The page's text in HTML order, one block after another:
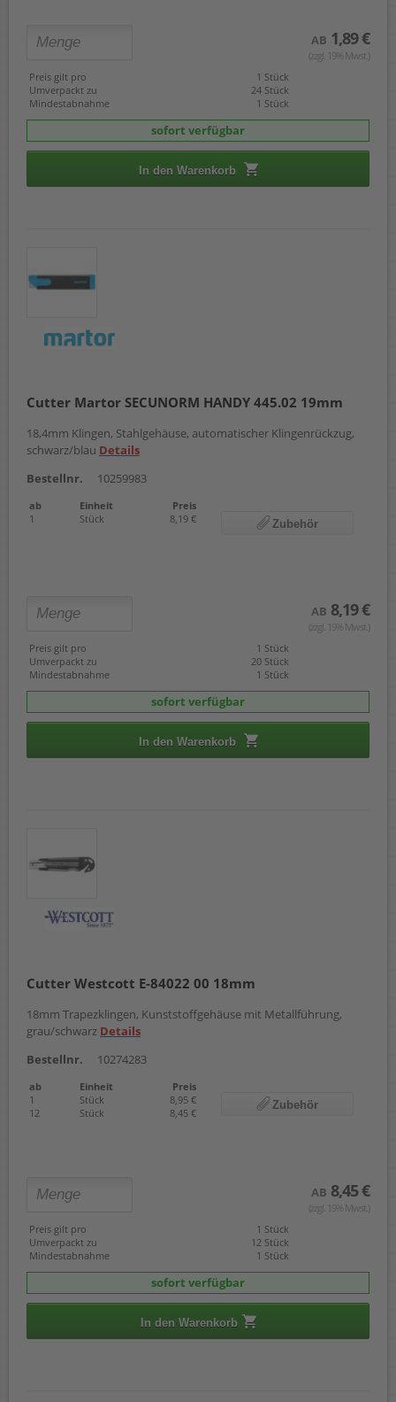
AB 1,89 €
(zzgl. 19% Mwst.)
Preis gilt pro
1 Stück
Umverpackt zu
24 Stück
Mindestabnahme
1 Stück
sofort verfügbar
In den Warenkorb
Cutter Martor SECUNORM HANDY 445.02 19mm
18,4mm Klingen, Stahlgehäuse, automatischer Klingenrückzug,
schwarz/blau Details
Bestellnr.
10259983
ab Einheit
Preis
1
Stück 8,19 € Zubehör
AB 8,19 €
(zzgl. 19% Mwst.)
Preis gilt pro
1 Stück
Umverpackt zu
20 Stück
Mindestabnahme
1 Stück
sofort verfügbar
In den Warenkorb
Cutter Westcott E-84022 00 18mm
18mm Trapezklingen, Kunststoffgehäuse mit Metallführung,
grau/schwarz Details
Bestellnr.
10274283
ab Einheit
Preis
1
Stück
8,95 €
12
Stück 8,45 €
Zubehör
AB 8,45 €
(zzgl. 19% Mwst.)
Preis gilt pro
1 Stück
Umverpackt zu
12 Stück
Mindestabnahme
1 Stück
sofort verfügbar
In den Warenkorb